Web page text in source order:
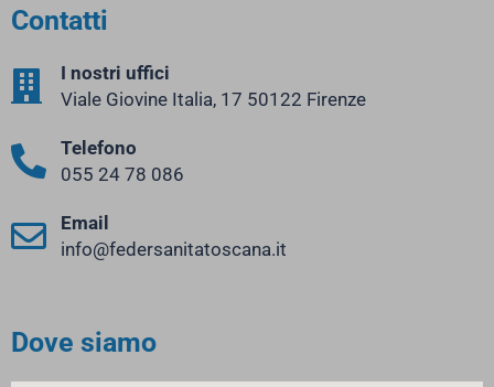
Contatti
I nostri uffici
Viale Giovine Italia, 17 50122 Firenze
Telefono
055 24 78 086
Email
info@federsanitatoscana.it
Dove siamo